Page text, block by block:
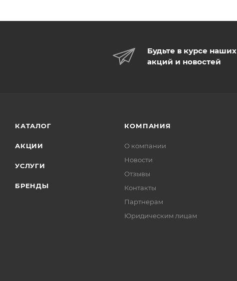
Будьте в курсе наших
акций и новостей
КАТАЛОГ
АКЦИИ
УСЛУГИ
БРЕНДЫ
КОМПАНИЯ
О компании
Новости
Отзывы
Контакты
Партнерам
Юридическим лицам